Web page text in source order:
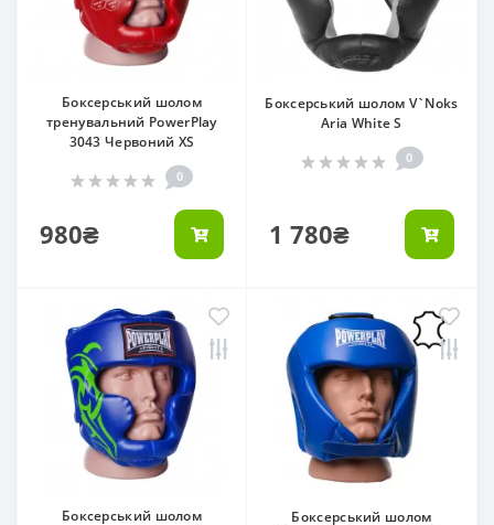
Боксерський шолом
тренувальний PowerPlay
3043 Червоний XS
0
980₴
Боксерський шолом V`Noks
Aria White S
0
1 780₴
Боксерський шолом
Боксерський шолом